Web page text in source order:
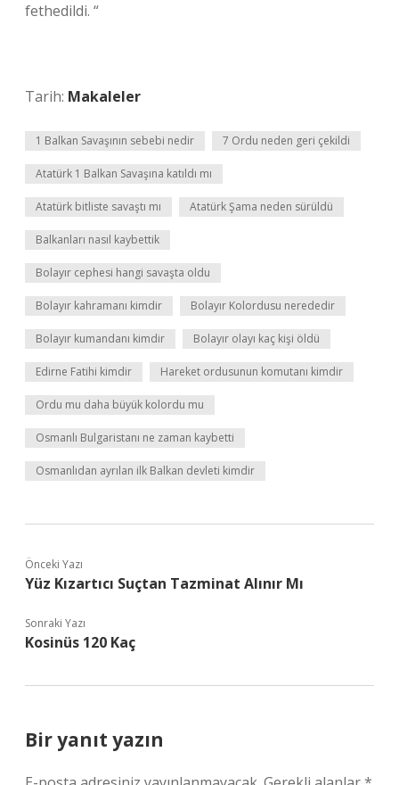
fethedildi. “
Tarih: Makaleler
1 Balkan Savaşının sebebi nedir 7 Ordu neden geri çekildi
Atatürk 1 Balkan Savaşına katıldı mı
Atatürk bitliste savaştı mı Atatürk Şama neden sürüldü
Balkanları nasıl kaybettik
Bolayır cephesi hangi savaşta oldu
Bolayır kahramanı kimdir Bolayır Kolordusu nerededir
Bolayır kumandanı kimdir Bolayır olayı kaç kişi öldü
Edirne Fatihi kimdir Hareket ordusunun komutanı kimdir
Ordu mu daha büyük kolordu mu
Osmanlı Bulgaristanı ne zaman kaybetti
Osmanlıdan ayrılan ilk Balkan devleti kimdir
Önceki Yazı
Yüz Kızartıcı Suçtan Tazminat Alınır Mı
Sonraki Yazı
Kosinüs 120 Kaç
Bir yanıt yazın